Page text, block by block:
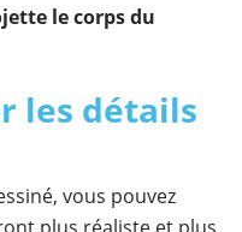
le corps du
les détails
vous pouvez